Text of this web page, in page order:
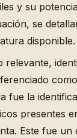
y su
se
disponible.
relevante,
fue la
presentes
Este fue un